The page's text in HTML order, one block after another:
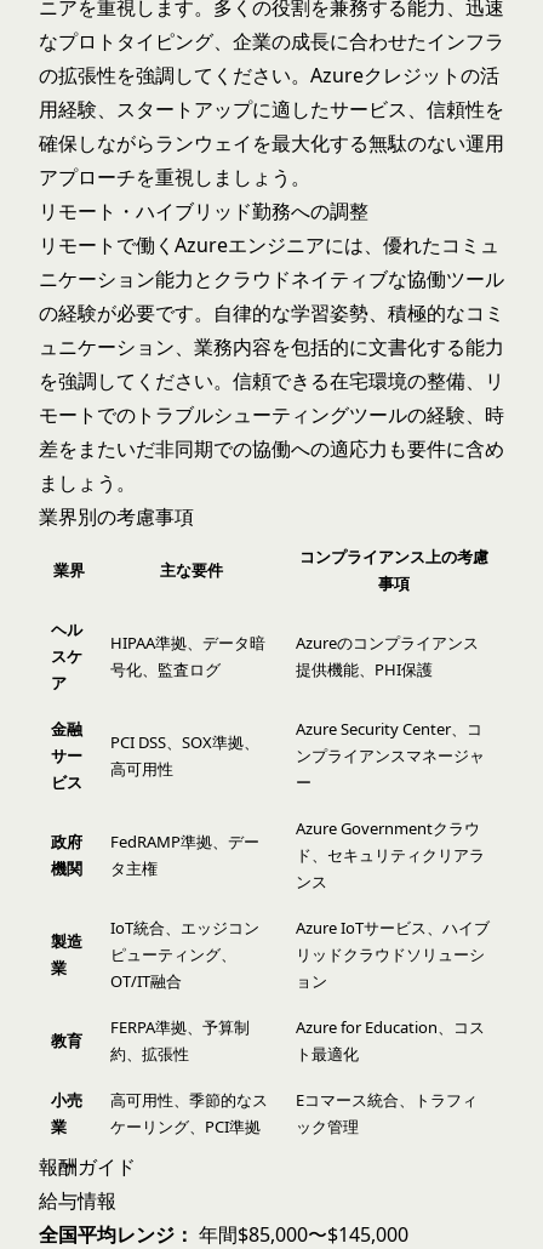
ニアを重視します。多くの役割を兼務する能力、迅速
なプロトタイピング、企業の成長に合わせたインフラ
の拡張性を強調してください。Azureクレジットの活
用経験、スタートアップに適したサービス、信頼性を
確保しながらランウェイを最大化する無駄のない運用
アプローチを重視しましょう。
リモート・ハイブリッド勤務への調整
リモートで働くAzureエンジニアには、優れたコミュ
ニケーション能力とクラウドネイティブな協働ツール
の経験が必要です。自律的な学習姿勢、積極的なコミ
ュニケーション、業務内容を包括的に文書化する能力
を強調してください。信頼できる在宅環境の整備、リ
モートでのトラブルシューティングツールの経験、時
差をまたいだ非同期での協働への適応力も要件に含め
ましょう。
業界別の考慮事項
業界 主な要件
コンプライアンス上の考慮
事項
ヘル
スケ
ア
HIPAA準拠、データ暗
号化、監査ログ
Azureのコンプライアンス
提供機能、PHI保護
金融
サー
ビス
PCI DSS、SOX準拠、
高可用性
Azure Security Center、コ
ンプライアンスマネージャ
ー
政府
機関
FedRAMP準拠、デー
タ主権
Azure Governmentクラウ
ド、セキュリティクリアラ
ンス
製造
業
IoT統合、エッジコン
ピューティング、
OT/IT融合
Azure IoTサービス、ハイブ
リッドクラウドソリューシ
ョン
教育
FERPA準拠、予算制
約、拡張性
Azure for Education、コス
ト最適化
小売
業
高可用性、季節的なス
ケーリング、PCI準拠
Eコマース統合、トラフィ
ック管理
報酬ガイド
給与情報
全国平均レンジ： 年間$85,000〜$145,000